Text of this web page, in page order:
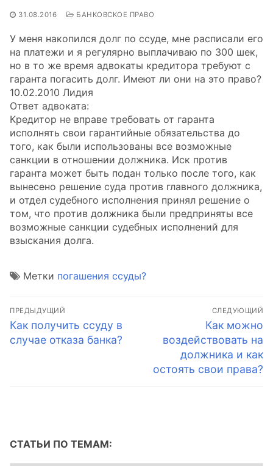
31.08.2016 БАНКОВСКОЕ ПРАВО
У меня накопился долг по ссуде, мне расписали его
на платежи и я регулярно выплачиваю по 300 шек,
но в то же время адвокаты кредитора требуют с
гаранта погасить долг. Имеют ли они на это право?
10.02.2010 Лидия
Ответ адвоката:
Кредитор не вправе требовать от гаранта
исполнять свои гарантийные обязательства до
того, как были использованы все возможные
санкции в отношении должника. Иск против
гаранта может быть подан только после того, как
вынесено решение суда против главного должника,
и отдел судебного исполнения принял решение о
том, что против должника были предприняты все
возможные санкции судебных исполнений для
взыскания долга.
Метки погашения ссуды?
Навигация
по
записям
ПРЕДЫДУЩИЙ
Предыдущая
запись:
Как получить ссуду в
случае отказа банка?
СЛЕДУЮЩИЙ
Следующая
запись:
Как можно
воздействовать на
должника и как
остоять свои права?
СТАТЬИ ПО ТЕМАМ: